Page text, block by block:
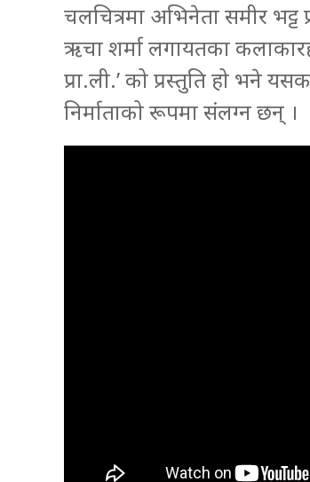
चलचित्रमा अभिनेता समीर
ऋचा शर्मा लगायतका
प्रा.ली.’ को प्रस्तुति हो भने
निर्माताको रूपमा संलग्न छन् ।